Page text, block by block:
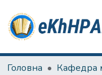
Головна